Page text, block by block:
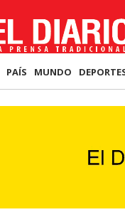
PAÍS MUNDO